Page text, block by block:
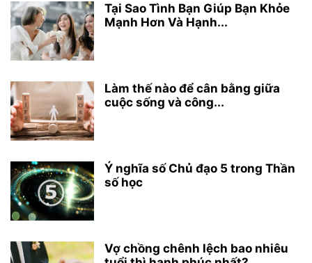
Tại Sao Tình Bạn Giúp Bạn Khỏe
Mạnh Hơn Và Hạnh...
Làm thế nào để cân bằng giữa
cuộc sống và công...
Ý nghĩa số Chủ đạo 5 trong Thần
số học
Vợ chồng chênh lệch bao nhiêu